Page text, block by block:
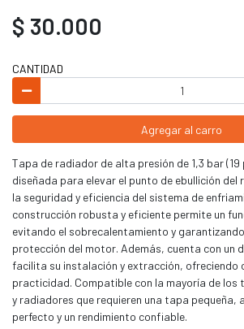
$ 30.000
CANTIDAD
Agregar al carro
Tapa de radiador de alta presión de 1,3 bar (19
diseñada para elevar el punto de ebullición del
la seguridad y eficiencia del sistema de
construcción robusta y eficiente permite un
evitando el sobrecalentamiento y
protección del motor. Además, cuenta con un
facilita su instalación y extracción, ofreciendo
practicidad. Compatible con la mayoría de los
y radiadores que requieren una tapa pequeña,
perfecto y un rendimiento confiable.